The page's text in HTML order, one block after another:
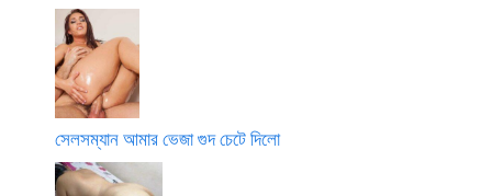
সেলসম্যান আমার ভেজা গুদ চেটে দিলো